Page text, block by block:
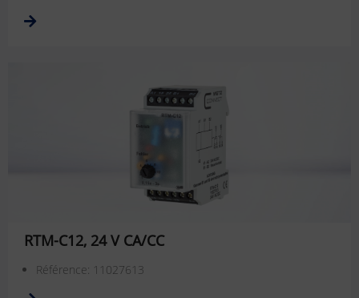
RTM-C12, 24 V CA/CC
Référence: 11027613